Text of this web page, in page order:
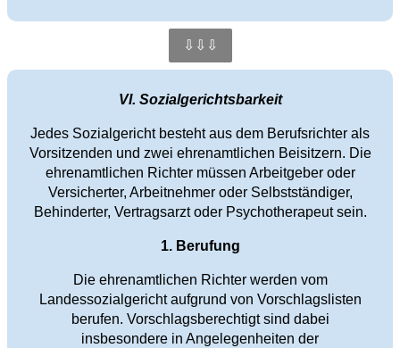
⇩⇩⇩
VI. Sozialgerichtsbarkeit
Jedes Sozialgericht besteht aus dem Berufsrichter als
Vorsitzenden und zwei ehrenamtlichen Beisitzern. Die
ehrenamtlichen Richter müssen Arbeitgeber oder
Versicherter, Arbeitnehmer oder Selbstständiger,
Behinderter, Vertragsarzt oder Psychotherapeut sein.
1. Berufung
Die ehrenamtlichen Richter werden vom
Landessozialgericht aufgrund von Vorschlagslisten
berufen. Vorschlagsberechtigt sind dabei
insbesondere in Angelegenheiten der